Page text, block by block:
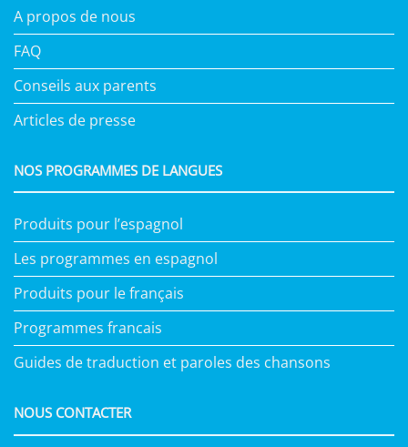
A propos de nous
FAQ
Conseils aux parents
Articles de presse
NOS PROGRAMMES DE LANGUES
Produits pour l’espagnol
Les programmes en espagnol
Produits pour le français
Programmes francais
Guides de traduction et paroles des chansons
NOUS CONTACTER